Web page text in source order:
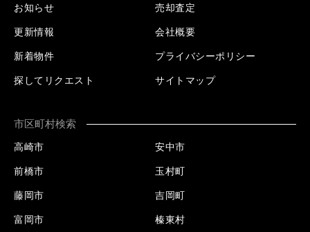
お知らせ
更新情報
新着物件
探してリクエスト
売却査定
会社概要
プライバシーポリシー
サイトマップ
市区町村検索
高崎市
前橋市
藤岡市
富岡市
安中市
玉村町
吉岡町
榛東村